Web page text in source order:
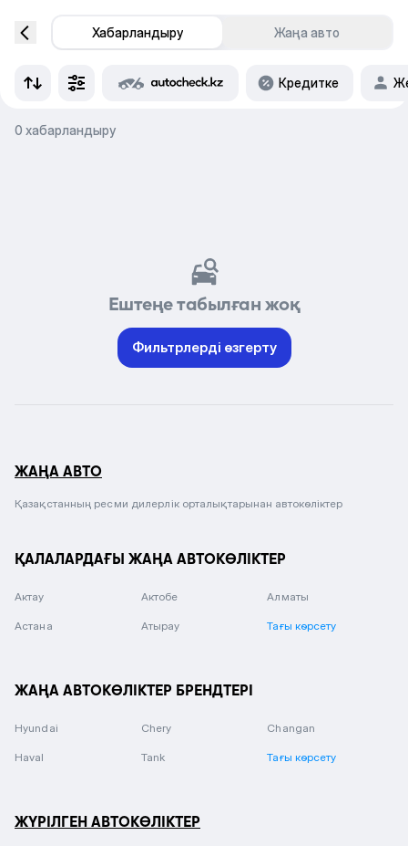
Хабарландыру Жаңа авто
Кредитке
0 хабарландыру
Ештеңе табылған жоқ
Фильтрлерді өзгерту
ЖАҢА АВТО
Қазақстанның ресми дилерлік орталықтарынан автокөліктер
ҚАЛАЛАРДАҒЫ ЖАҢА АВТОКӨЛІКТЕР
Актау Актобе Алматы
Астана Атырау Тағы көрсету
ЖАҢА АВТОКӨЛІКТЕР БРЕНДТЕРІ
Hyundai Chery Changan
Haval Tank Тағы көрсету
ЖҮРІЛГЕН АВТОКӨЛІКТЕР